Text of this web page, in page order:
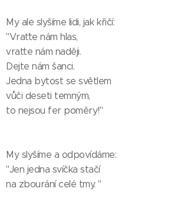
My ale slyšíme lidi, jak křičí:
"Vraťte nám hlas,
vraťte nám naději.
Dejte nám šanci.
Jedna bytost se světlem
vůči deseti temným,
to nejsou fer poměry!"
My slyšíme a odpovídáme:
"Jen jedna svíčka stačí
na zbourání celé tmy. "